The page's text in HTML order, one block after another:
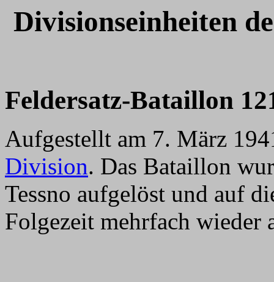
Divisionseinheiten
Feldersatz-Bataillon
Aufgestellt am 7. März
Division. Das Bataillon
Tessno aufgelöst und auf
Folgezeit mehrfach wieder